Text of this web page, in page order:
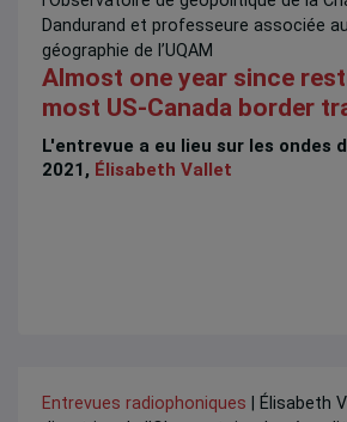
Dandurand et professeure associée
géographie de l’UQAM
Almost one year since
most US-Canada border
L'entrevue a eu lieu sur les ondes
2021, Élisabeth Vallet
Entrevues radiophoniques | Élisabeth